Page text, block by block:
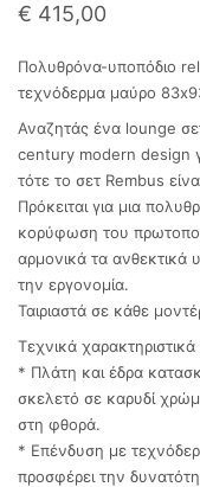
€ 415,00
Πολυθρόνα-υποπόδιο
τεχνόδερμα μαύρο
Αναζητάς ένα lounge
century modern design
τότε το σετ Rembus
Πρόκειται για μια
κορύφωση του
αρμονικά τα ανθεκτικά
την εργονομία.
Ταιριαστά σε κάθε
Τεχνικά
* Πλάτη και έδρα
σκελετό σε καρυδί
στη φθορά.
* Eπένδυση με
προσφέρει την